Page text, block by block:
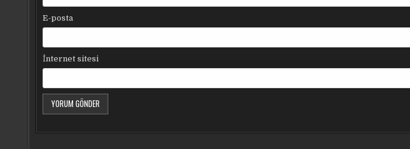
E-posta
İnternet sitesi